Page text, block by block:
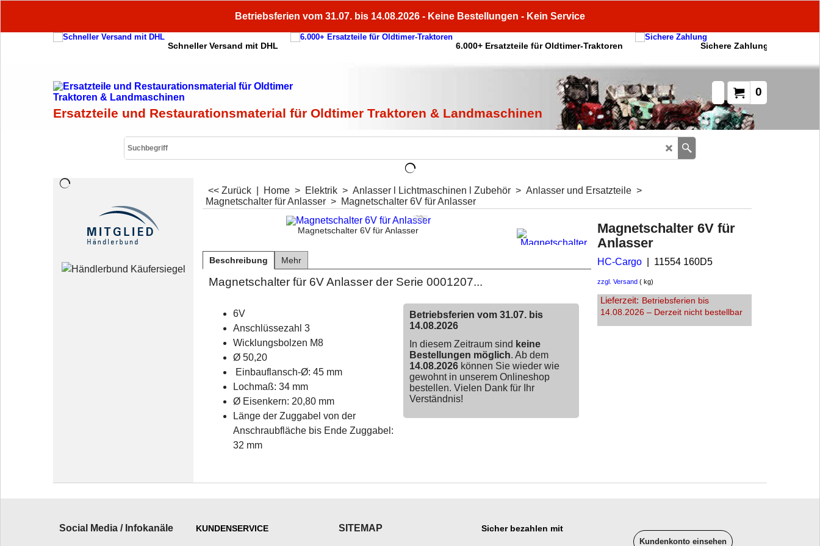
Betriebsferien vom 31.07. bis 14.08.2026 - Keine Bestellungen - Kein Service
Schneller Versand mit DHL 6.000+ Ersatzteile für Oldtimer-Traktoren Sichere Zahlung
0
Ersatzteile und Restaurationsmaterial für Oldtimer Traktoren & Landmaschinen
<< Zurück Home > Elektrik > Anlasser l Lichtmaschinen l Zubehör > Anlasser und Ersatzteile >
Magnetschalter für Anlasser > Magnetschalter 6V für Anlasser
Magnetschalter 6V für Anlasser
Magnetschalter 6V für
Anlasser
HC-Cargo 11554 160D5
zzgl. Versand kg
Lieferzeit: Betriebsferien bis
14.08.2026 – Derzeit nicht bestellbar
Beschreibung Mehr
Magnetschalter für 6V Anlasser der Serie 0001207...
Betriebsferien vom 31.07. bis
14.08.2026
In diesem Zeitraum sind keine
Bestellungen möglich. Ab dem
14.08.2026können Sie wieder wie
gewohnt in unserem Onlineshop
bestellen. Vielen Dank für Ihr
Verständnis!
6V
Anschlüssezahl 3
Wicklungsbolzen M8
Ø 50,20
Einbauflansch-Ø: 45 mm
Lochmaß: 34 mm
Ø Eisenkern: 20,80 mm
Länge der Zuggabel von der
Anschraubfläche bis Ende Zuggabel:
32 mm
Social Media / Infokanäle
KUNDENSERVICE
SITEMAP
Sicher bezahlen mit
Kundenkonto einsehen